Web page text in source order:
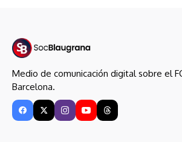
Medio de comunicación digital sobre el
Barcelona.